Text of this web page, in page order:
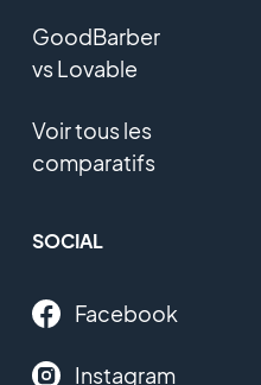
GoodBarber
vs Lovable
Voir tous les
comparatifs
SOCIAL
Facebook
Instagram